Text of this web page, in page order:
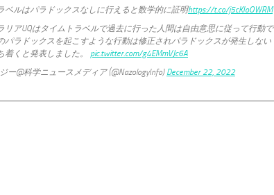
ベルはパラドックスなしに行えると数学的に証明https://t.co/j5cKIoOWRM
リアUQはタイムトラベルで過去に行った人間は自由意思に従って行動で
パラドックスを起こすような行動は修正されパラドックスが発生しない
着くと発表しました。 pic.twitter.com/g4EMmVJc6A
ー@科学ニュースメディア (@NazologyInfo) December 22, 2022